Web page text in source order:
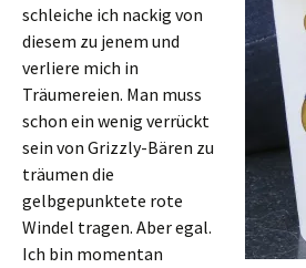
schleiche ich nackig von
diesem zu jenem und
verliere mich in
Träumereien. Man muss
schon ein wenig verrückt
sein von Grizzly-Bären zu
träumen die
gelbgepunktete rote
Windel tragen. Aber egal.
Ich bin momentan